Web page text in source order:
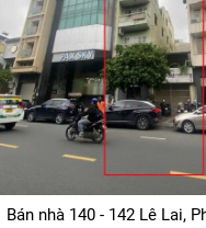
Bán nhà 140 - 142 Lê Lai,